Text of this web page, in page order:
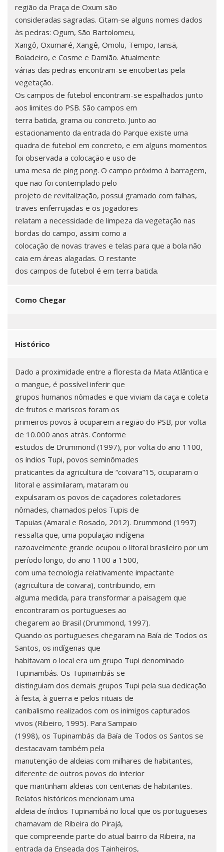
região da Praça de Oxum são
consideradas sagradas. Citam-se alguns nomes dados
às pedras: Ogum, São Bartolomeu,
Xangô, Oxumaré, Xangê, Omolu, Tempo, Iansã,
Boiadeiro, e Cosme e Damião. Atualmente
várias das pedras encontram-se encobertas pela
vegetação.
Os campos de futebol encontram-se espalhados junto
aos limites do PSB. São campos em
terra batida, grama ou concreto. Junto ao
estacionamento da entrada do Parque existe uma
quadra de futebol em concreto, e em alguns momentos
foi observada a colocação e uso de
uma mesa de ping pong. O campo próximo à barragem,
que não foi contemplado pelo
projeto de revitalização, possui gramado com falhas,
traves enferrujadas e os jogadores
relatam a necessidade de limpeza da vegetação nas
bordas do campo, assim como a
colocação de novas traves e telas para que a bola não
caia em áreas alagadas. O restante
dos campos de futebol é em terra batida.
Como Chegar
Histórico
Dado a proximidade entre a floresta da Mata Atlântica e
o mangue, é possível inferir que
grupos humanos nômades e que viviam da caça e coleta
de frutos e mariscos foram os
primeiros povos à ocuparem a região do PSB, por volta
de 10.000 anos atrás. Conforme
estudos de Drummond (1997), por volta do ano 1100,
os índios Tupi, povos seminômades
praticantes da agricultura de “coivara”15, ocuparam o
litoral e assimilaram, mataram ou
expulsaram os povos de caçadores coletadores
nômades, chamados pelos Tupis de
Tapuias (Amaral e Rosado, 2012). Drummond (1997)
ressalta que, uma população indígena
razoavelmente grande ocupou o litoral brasileiro por um
período longo, do ano 1100 a 1500,
com uma tecnologia relativamente impactante
(agricultura de coivara), contribuindo, em
alguma medida, para transformar a paisagem que
encontraram os portugueses ao
chegarem ao Brasil (Drummond, 1997).
Quando os portugueses chegaram na Baía de Todos os
Santos, os indígenas que
habitavam o local era um grupo Tupi denominado
Tupinambás. Os Tupinambás se
distinguiam dos demais grupos Tupi pela sua dedicação
à festa, à guerra e pelos rituais de
canibalismo realizados com os inimigos capturados
vivos (Ribeiro, 1995). Para Sampaio
(1998), os Tupinambás da Baía de Todos os Santos se
destacavam também pela
manutenção de aldeias com milhares de habitantes,
diferente de outros povos do interior
que mantinham aldeias con centenas de habitantes.
Relatos históricos mencionam uma
aldeia de índios Tupinambá no local que os portugueses
chamavam de Ribeira do Pirajá,
que compreende parte do atual bairro da Ribeira, na
entrada da Enseada dos Tainheiros,